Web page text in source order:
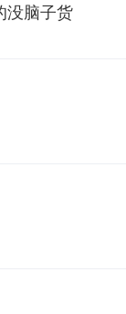
没脑子货